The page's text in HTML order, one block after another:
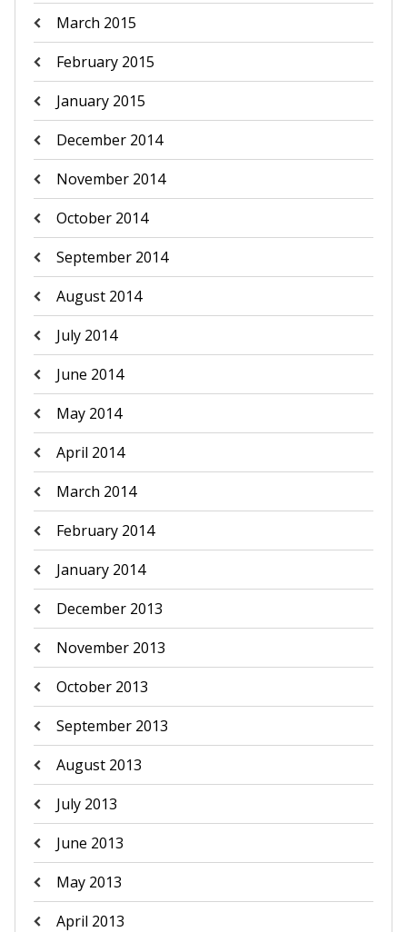
March 2015
February 2015
January 2015
December 2014
November 2014
October 2014
September 2014
August 2014
July 2014
June 2014
May 2014
April 2014
March 2014
February 2014
January 2014
December 2013
November 2013
October 2013
September 2013
August 2013
July 2013
June 2013
May 2013
April 2013